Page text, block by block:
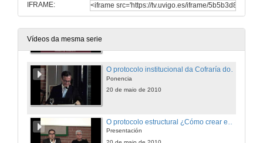
IFRAME:
Vídeos da mesma serie
O protocolo institucional da Cofraría do Vinho do Porto como medio de promoción do sector o do territorio
O protocolo institucional da Cofraría do Vinho do Porto como medio de promoción do sector o do territorio
Ponencia
20 de maio de 2010
Presentación